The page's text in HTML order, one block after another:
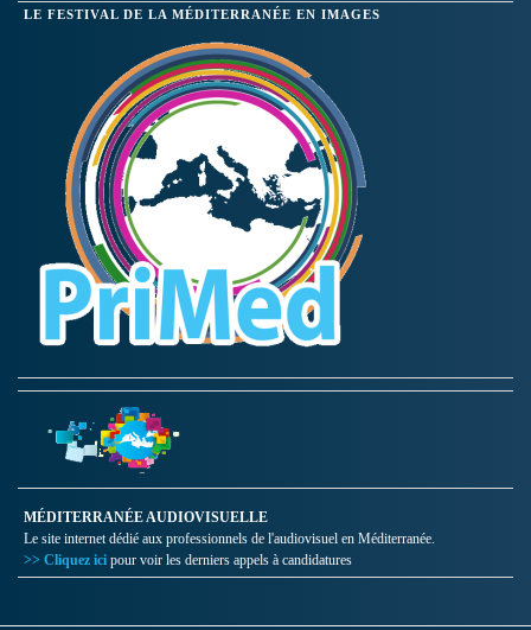
LE FESTIVAL DE LA MÉDITERRANÉE EN IMAGES
MÉDITERRANÉE AUDIOVISUELLE
Le site internet dédié aux professionnels de l'audiovisuel en Méditerranée.
>> Cliquez ici pour voir les derniers appels à candidatures